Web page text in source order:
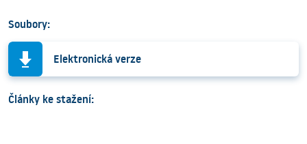
Soubory:
Elektronická verze
Články ke stažení: